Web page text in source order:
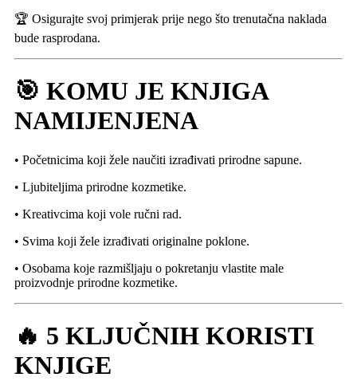
🏆 Osigurajte svoj primjerak prije nego što trenutačna naklada
bude rasprodana.
🎯 KOMU JE KNJIGA
NAMIJENJENA
• Početnicima koji žele naučiti izrađivati prirodne sapune.
• Ljubiteljima prirodne kozmetike.
• Kreativcima koji vole ručni rad.
• Svima koji žele izrađivati originalne poklone.
• Osobama koje razmišljaju o pokretanju vlastite male
proizvodnje prirodne kozmetike.
🔥 5 KLJUČNIH KORISTI
KNJIGE